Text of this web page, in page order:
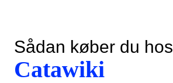
Sådan køber du hos
Catawiki